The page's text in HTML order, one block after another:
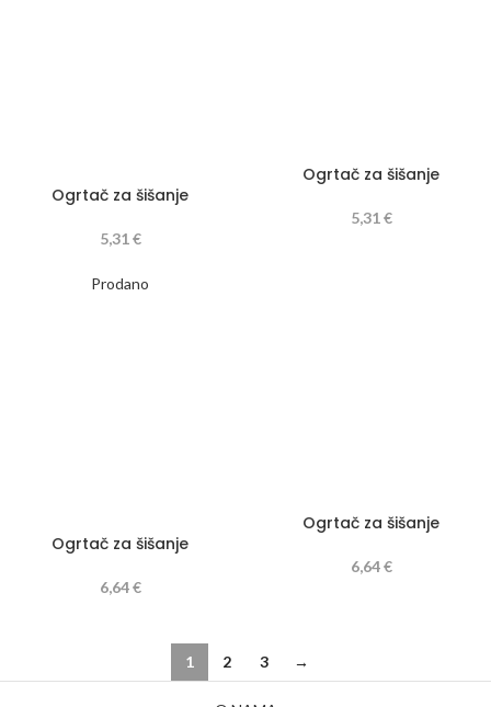
Ogrtač za šišanje
5,31€
Ogrtač za šišanje
5,31€
Prodano
Ogrtač za šišanje
6,64€
Ogrtač za šišanje
6,64€
1 2 3 →